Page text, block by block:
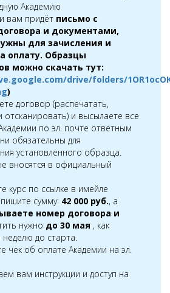
Академию
вам придёт письмо с
и документами,
для зачисления и
оплату. Образцы
можно скачать тут:
drive/folders/
)
договор (распечатать,
отсканировать) и высылаете все
по эл. почте ответным
обязательны для
установленного образца.
вносятся в официальный
курс по ссылке в имейле
сумму: 42 000 руб., а
номер договора и
нужно до 30 мая , как
до старта.
чек об оплате Академии на эл.
вам инструкции и доступ на